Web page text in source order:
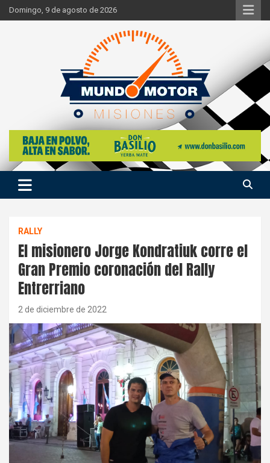
Skip
to
Domingo, 9 de agosto de 2026
Mundo Motor Misiones
Si hay ruido de motores ahí estaremos
RALLY
El misionero Jorge Kondratiuk corre el
Gran Premio coronación del Rally
Entrerriano
2 de diciembre de 2022